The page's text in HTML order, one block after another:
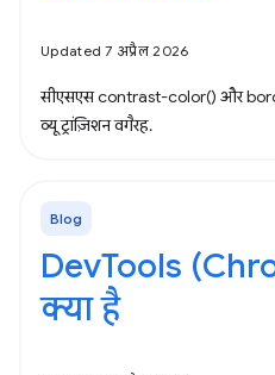
Updated 7 अप्रैल 2026
सीएसएस contrast-color() और
व्यू ट्रांज़िशन वगैरह.
Blog
DevTools
क्या है